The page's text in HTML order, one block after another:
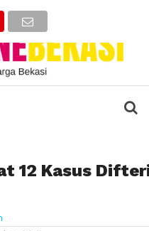
12 Kasus